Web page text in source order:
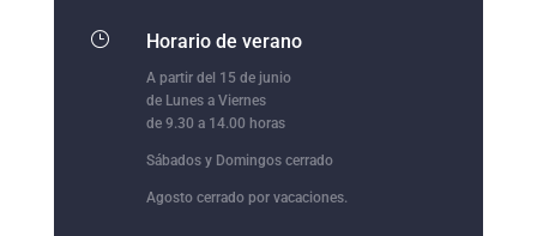
} Horario de verano
A partir del 15 de junio
de Lunes a Viernes
de 9.30 a 14.00 horas
Sábados y Domingos cerrado
Agosto cerrado por vacaciones.